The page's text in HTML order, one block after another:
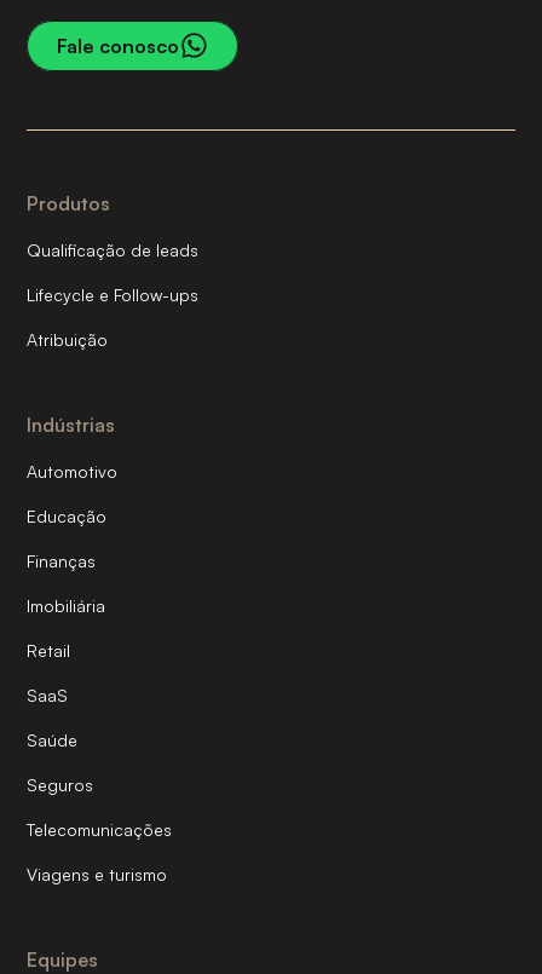
Fale conosco
Produtos
Qualificação de leads
Lifecycle e Follow-ups
Atribuição
Indústrias
Automotivo
Educação
Finanças
Imobiliária
Retail
SaaS
Saúde
Seguros
Telecomunicações
Viagens e turismo
Equipes